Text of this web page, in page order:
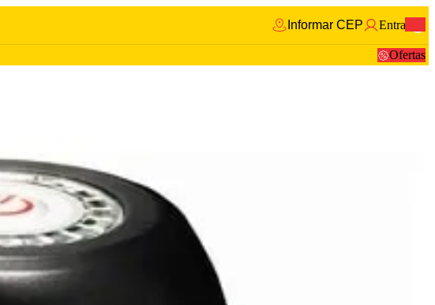
Informar CEP Entrar
Ofertas